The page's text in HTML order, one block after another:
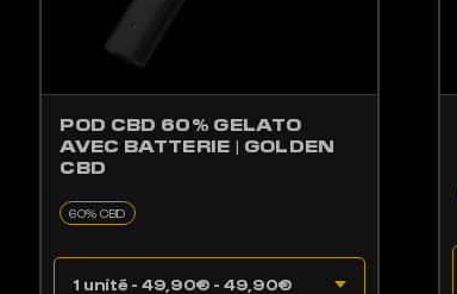
POD CBD 60% GELATO
AVEC BATTERIE | GOLDEN
CBD